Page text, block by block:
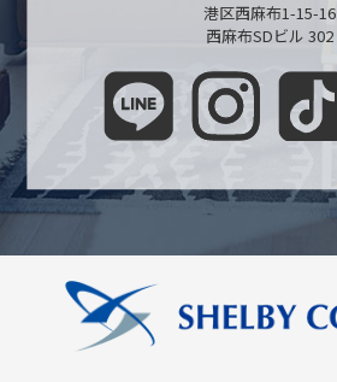
港区西麻布1-15-16
西麻布SDビル 302